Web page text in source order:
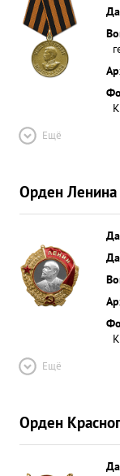
Ещё
Орден Ленина
Ещё
Орден